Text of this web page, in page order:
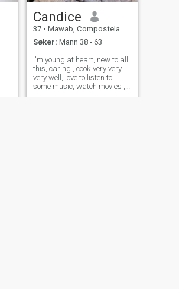
Candice
37 • Mawab, Compostela Valley, Filippinene
Søker: Mann 38 - 63
I'm young at heart, new to all
this, caring , cook very very
very well, love to listen to
some music, watch movies ,